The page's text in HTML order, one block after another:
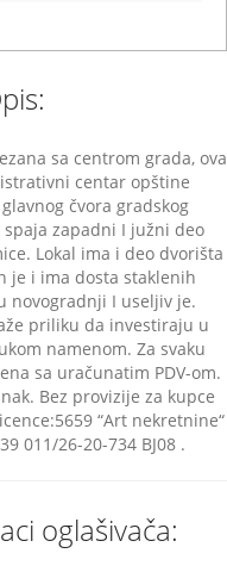
sa centrom grada, ova
centar opštine
čvora gradskog
zapadni I južni deo
Lokal ima i deo dvorišta
je i ima dosta staklenih
novogradnji I useljiv je.
priliku da investiraju u
namenom. Za svaku
sa uračunatim PDV-om.
Bez provizije za kupce
“Art nekretnine“
011/26-20-734 BJ08 .
oglašivača: